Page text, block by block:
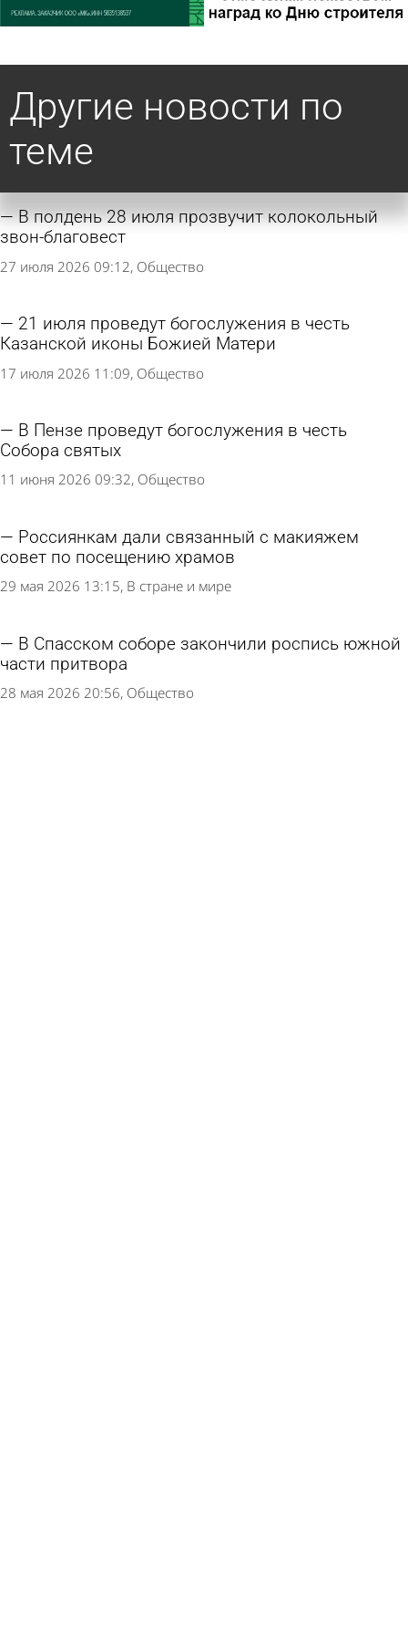
Другие новости по
теме
В полдень 28 июля прозвучит колокольный
звон-благовест
27 июля 2026 09:12 Общество
21 июля проведут богослужения в честь
Казанской иконы Божией Матери
17 июля 2026 11:09 Общество
В Пензе проведут богослужения в честь
Собора святых
11 июня 2026 09:32 Общество
Россиянкам дали связанный с макияжем
совет по посещению храмов
29 мая 2026 13:15 В стране и мире
В Спасском соборе закончили роспись южной
части притвора
28 мая 2026 20:56 Общество